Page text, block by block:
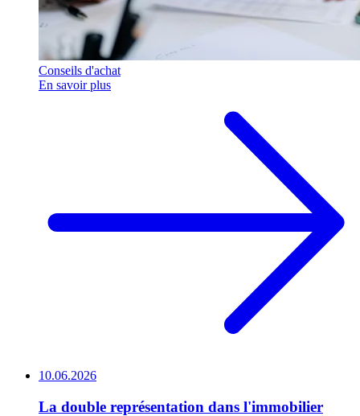
Conseils d'achat
En savoir plus
10.06.2026
La double représentation dans l'immobilier